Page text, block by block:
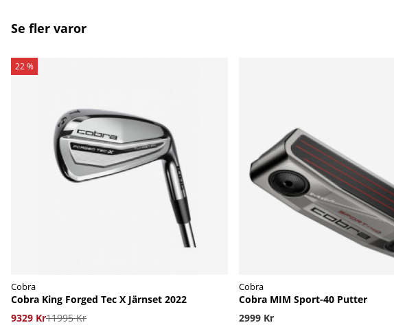
Se fler varor
22 %
Cobra
Cobra King Forged Tec X Järnset 2022
9329 Kr11995 Kr
Cobra
Cobra MIM Sport-40 Putter
2999 Kr